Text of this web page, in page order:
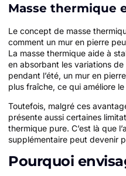
Masse thermique
Le concept de masse
comment un mur en pierre
La masse thermique aide à
en absorbant les variations
pendant l’été, un mur en
plus fraîche, ce qui améliore le
Toutefois, malgré ces
présente aussi certaines
thermique pure. C’est là que
supplémentaire peut devenir
Pourquoi